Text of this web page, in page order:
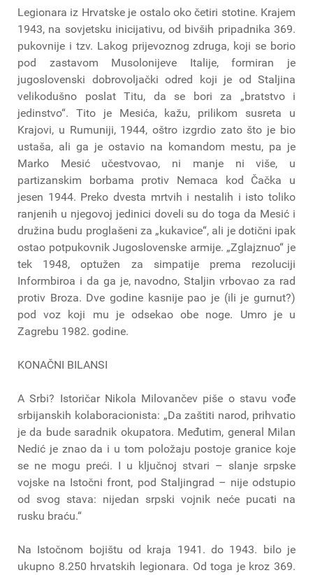
Legionara iz Hrvatske je ostalo oko četiri stotine. Krajem
1943, na sovjetsku inicijativu, od bivših pripadnika 369.
pukovnije i tzv. Lakog prijevoznog zdruga, koji se borio
pod zastavom Musolonijeve Italije, formiran je
jugoslovenski dobrovoljački odred koji je od Staljina
velikodušno poslat Titu, da se bori za „bratstvo i
jedinstvo“. Tito je Mesića, kažu, prilikom susreta u
Krajovi, u Rumuniji, 1944, oštro izgrdio zato što je bio
ustaša, ali ga je ostavio na komandom mestu, pa je
Marko Mesić učestvovao, ni manje ni više, u
partizanskim borbama protiv Nemaca kod Čačka u
jesen 1944. Preko dvesta mrtvih i nestalih i isto toliko
ranjenih u njegovoj jedinici doveli su do toga da Mesić i
družina budu proglašeni za „kukavice“, ali je dotični ipak
ostao potpukovnik Jugoslovenske armije. „Zglajznuo“ je
tek 1948, optužen za simpatije prema rezoluciji
Informbiroa i da ga je, navodno, Staljin vrbovao za rad
protiv Broza. Dve godine kasnije pao je (ili je gurnut?)
pod voz koji mu je odsekao obe noge. Umro je u
Zagrebu 1982. godine.
KONAČNI BILANSI
A Srbi? Istoričar Nikola Milovančev piše o stavu vođe
srbijanskih kolaboracionista: „Da zaštiti narod, prihvatio
je da bude saradnik okupatora. Međutim, general Milan
Nedić je znao da i u tom položaju postoje granice koje
se ne mogu preći. I u ključnoj stvari – slanje srpske
vojske na Istočni front, pod Staljingrad – nije odstupio
od svog stava: nijedan srpski vojnik neće pucati na
rusku braću.“
Na Istočnom bojištu od kraja 1941. do 1943. bilo je
ukupno 8.250 hrvatskih legionara. Od toga je kroz 369.